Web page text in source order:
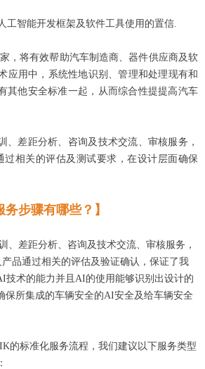
工智能开发框架及软件工具使用的置信.
，将有效帮助汽车制造商、器件供应商及软
应用中，系统性地识别、管理和处理现有和
其他安全标准一起，从而综合性提提高汽车
、差距分析、咨询及技术交流、审核服务，
过相关的评估及测试要求，在设计层面确保
步骤有哪些？】
、差距分析、咨询及技术交流 、审核服务，
品通过相关的评估及验证确认 ， 保证了我
技术的能力并且AI的使用能够识别出设计的
保所集成的车辆安全的AI安全及给车辆安全
的标准化服务流程，我们建议以下服务类型